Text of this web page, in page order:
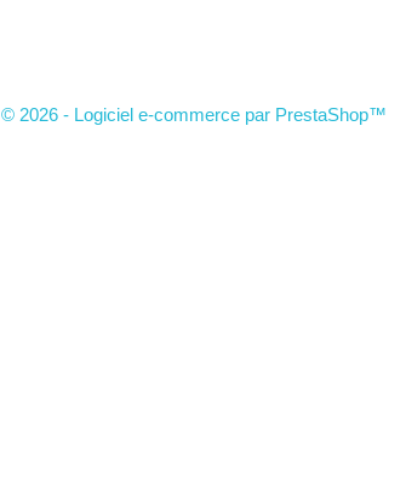
© 2026 - Logiciel e-commerce par PrestaShop™